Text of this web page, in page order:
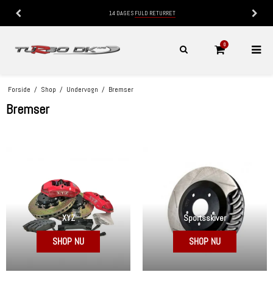
14 DAGES FULD RETURRET
0
Forside / Shop / Undervogn / Bremser
Bremser
XYZ
SHOP NU
Sportsskiver
SHOP NU